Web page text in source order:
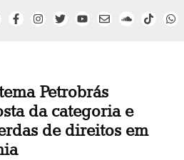
Petrobrás
da categoria e
de direitos em